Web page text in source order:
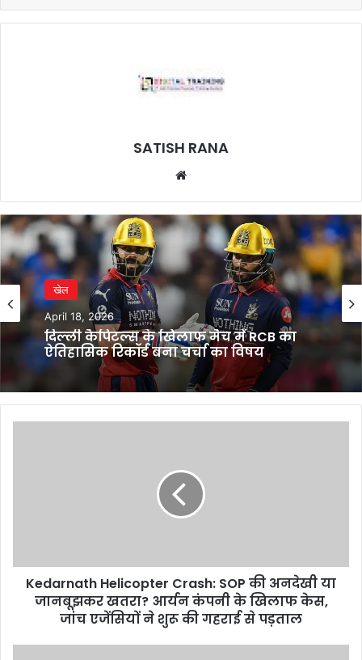
SATISH RANA
खेल
April 18, 2026
दिल्ली कैपिटल्स के खिलाफ मैच में RCB का
ऐतिहासिक रिकॉर्ड बना चर्चा का विषय
खतरा?
आर्यनKedarnath Helicopter Crash: SOP की अनदेखी या
जानबूझकर खतरा? आर्यन कंपनी के खिलाफ केस,
जांच एजेंसियों ने शुरू की गहराई से पड़ताल